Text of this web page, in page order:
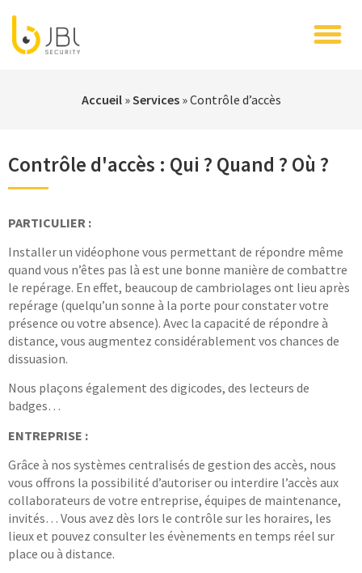
Accueil»Services»Contrôle d’accès
Contrôle d'accès : Qui ? Quand ? Où ?
PARTICULIER :
Installer un vidéophone vous permettant de répondre même
quand vous n’êtes pas là est une bonne manière de combattre
le repérage. En effet, beaucoup de cambriolages ont lieu après
repérage (quelqu’un sonne à la porte pour constater votre
présence ou votre absence). Avec la capacité de répondre à
distance, vous augmentez considérablement vos chances de
dissuasion.
Nous plaçons également des digicodes, des lecteurs de
badges…
ENTREPRISE :
Grâce à nos systèmes centralisés de gestion des accès, nous
vous offrons la possibilité d’autoriser ou interdire l’accès aux
collaborateurs de votre entreprise, équipes de maintenance,
invités… Vous avez dès lors le contrôle sur les horaires, les
lieux et pouvez consulter les évènements en temps réel sur
place ou à distance.